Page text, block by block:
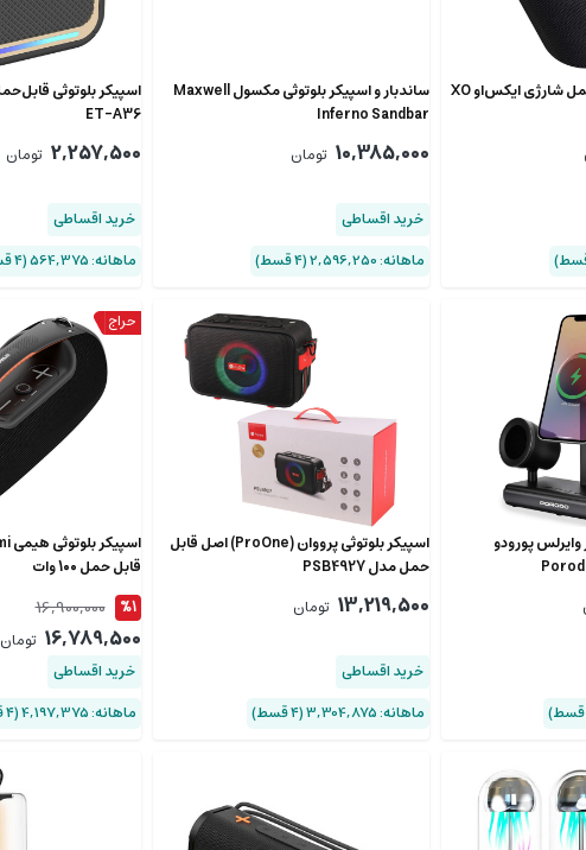
اسپیکر بلوتوثی قابل حمل شارژی ایکس‌او XO
ساندبار و اسپیکر بلوتوثی مکسول Maxwell
Inferno Sandbar
10,385,000 تومان
خرید اقساطی
ماهانه: 2,596,250 (۴ قسط)
ET-A36
2,257,500 تومان
خرید اقساطی
ماهانه: 564,375 (۴ قسط)
وایرلس پورودو
اسپیکر بلوتوثی پرووان (ProOne) اصل قابل
حمل مدل PSB4927
13,219,500 تومان
خرید اقساطی
ماهانه: 3,304,875 (۴ قسط)
قابل حمل 100 وات
%1
16,900,000
16,789,500 تومان
خرید اقساطی
ماهانه: 4,197,375 (۴ قسط)